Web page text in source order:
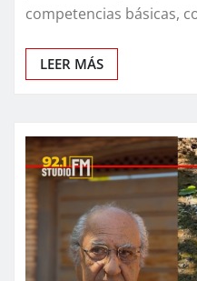
competencias básicas,
LEER MÁS